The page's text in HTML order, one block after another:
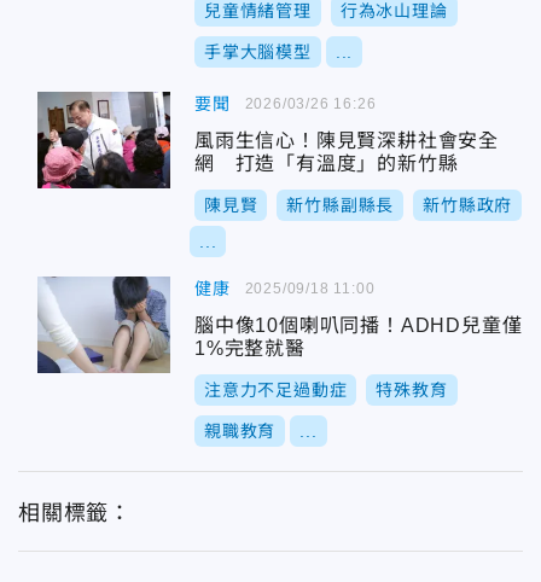
兒童情緒管理 行為冰山理論
手掌大腦模型
要聞
風雨生信心！陳見賢深耕社會安全
網 打造「有溫度」的新竹縣
陳見賢 新竹縣副縣長 新竹縣政府
2026/03/26 16:26
健康
腦中像10個喇叭同播！ADHD兒童僅
1%完整就醫
注意力不足過動症 特殊教育
親職教育
2025/09/18 11:00
相關標籤：